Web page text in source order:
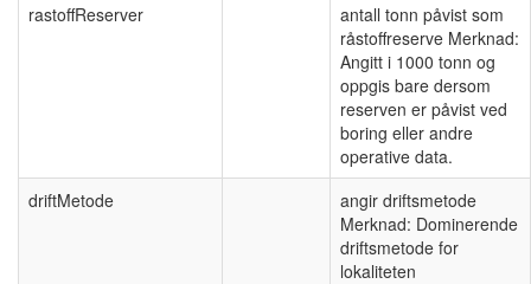
rastoffReserver
antall tonn påvist som
råstoffreserve Merknad:
Angitt i 1000 tonn og
oppgis bare dersom
reserven er påvist ved
boring eller andre
operative data.
driftMetode
angir driftsmetode
Merknad: Dominerende
driftsmetode for
lokaliteten